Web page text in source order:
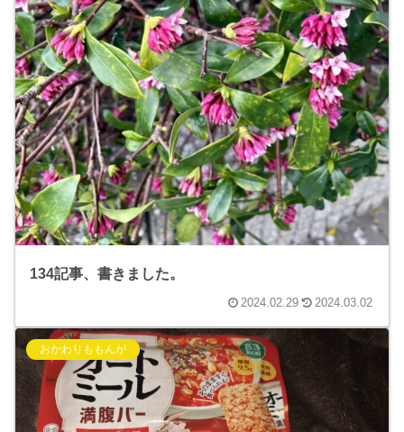
134記事、書きました。
2024.02.29 2024.03.02
おかわりももんが